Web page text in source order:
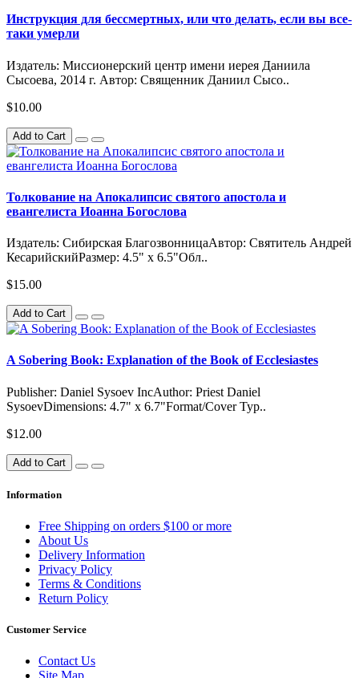
Инструкция для бессмертных, или что делать, если вы все-
таки умерли
Издатель: Миссионерский центр имени иерея Даниила
Сысоева, 2014 г. Автор: Священник Даниил Сысо..
$10.00
Add to Cart
Толкование на Апокалипсис святого апостола и
евангелиста Иоанна Богослова
Издатель: Сибирская БлагозвонницаАвтор: Святитель Андрей
КесарийскийРазмер: 4.5" x 6.5"Обл..
$15.00
Add to Cart
A Sobering Book: Explanation of the Book of Ecclesiastes
Publisher: Daniel Sysoev IncAuthor: Priest Daniel
SysoevDimensions: 4.7" x 6.7"Format/Cover Typ..
$12.00
Add to Cart
Information
Free Shipping on orders $100 or more
About Us
Delivery Information
Privacy Policy
Terms & Conditions
Return Policy
Customer Service
Contact Us